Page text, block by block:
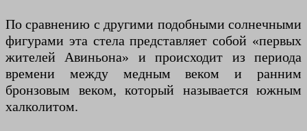
По сравнению с другими подобными солнечными
фигурами эта стела представляет собой «первых
жителей Авиньона» и происходит из периода
времени между медным веком и ранним
бронзовым веком, который называется южным
халколитом.